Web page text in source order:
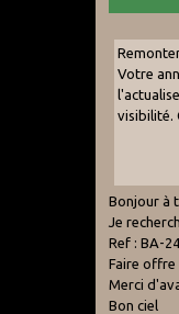
Votre
visibilité.
Bonjour à
Je
Ref : BA-
Faire offre
Merci
Bon ciel